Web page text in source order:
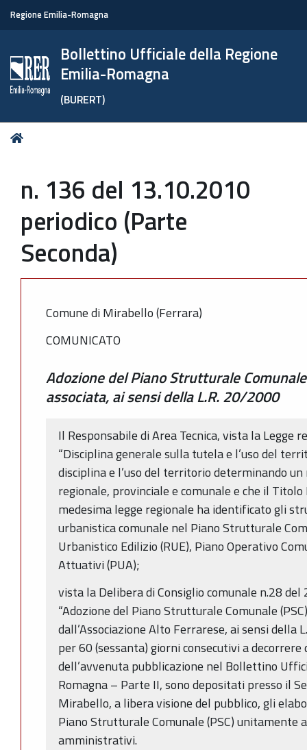
Regione Emilia-Romagna
Bollettino Ufficiale della Regione
Emilia-Romagna
(BURERT)
Tu
n. 136 del 13.10.2010
periodico (Parte
Seconda)
Comune di Mirabello (Ferrara)
COMUNICATO
Adozione del Piano Strutturale
associata, ai sensi della L.R. 20/2000
Il Responsabile di Area Tecnica, vista la Legge
“Disciplina generale sulla tutela e l’uso del
disciplina e l’uso del territorio determinando
regionale, provinciale e comunale e che il
medesima legge regionale ha identificato gli
urbanistica comunale nel Piano Strutturale
Urbanistico Edilizio (RUE), Piano Operativo
Attuativi (PUA);
vista la Delibera di Consiglio comunale n.28
“Adozione del Piano Strutturale Comunale
dall’Associazione Alto Ferrarese, ai sensi della
per 60 (sessanta) giorni consecutivi a
dell’avvenuta pubblicazione nel Bollettino
Romagna – Parte II, sono depositati presso il
Mirabello, a libera visione del pubblico, gli
Piano Strutturale Comunale (PSC) unitamente
amministrativi.